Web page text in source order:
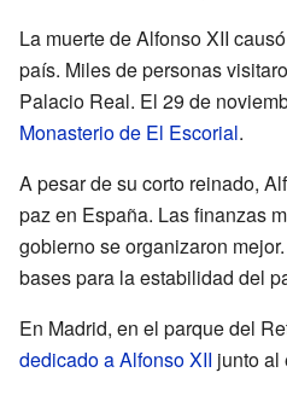
La muerte de Alfonso XII
país. Miles de personas
Palacio Real. El 29 de
Monasterio de El Escorial.
A pesar de su corto reinado,
paz en España. Las finanzas
gobierno se organizaron
bases para la estabilidad del
En Madrid, en el parque del
dedicado a Alfonso XII junto al